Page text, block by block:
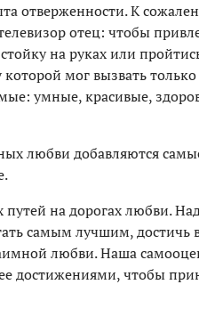
отверженности. К
отец: чтобы
на руках или
мог вызвать
умные, красивые,
любви добавляются
на дорогах любви.
самым лучшим, достичь
любви. Наша
достижениями, чтобы